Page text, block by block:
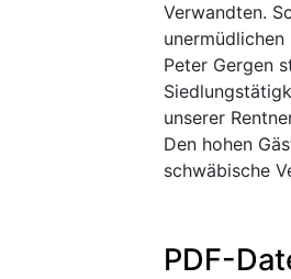
Verwandten.
Peter Gergen
unserer
Den hohen
schwäbische
PDF-